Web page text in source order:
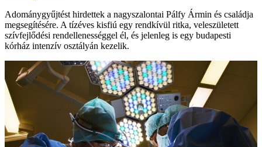
Adománygyűjtést hirdettek a nagyszalontai Pálfy Ármin és családja
megsegítésére. A tízéves kisfiú egy rendkívül ritka, veleszületett
szívfejlődési rendellenességgel él, és jelenleg is egy budapesti
kórház intenzív osztályán kezelik.